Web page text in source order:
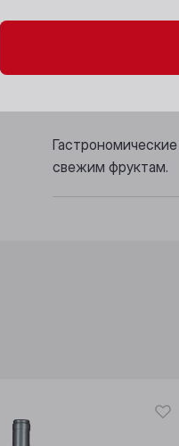
Аромат: чистый,
Вкус:
свежим фруктам.